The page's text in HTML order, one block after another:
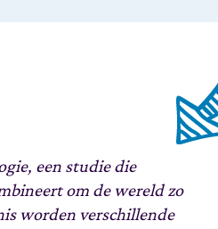
een studie die
om de wereld zo
worden verschillende